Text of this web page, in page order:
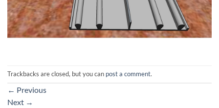
Trackbacks are closed, but you can post a comment.
← Previous
Next →